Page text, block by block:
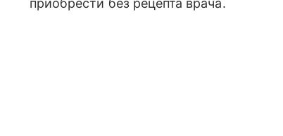
приобрести без рецепта врача.